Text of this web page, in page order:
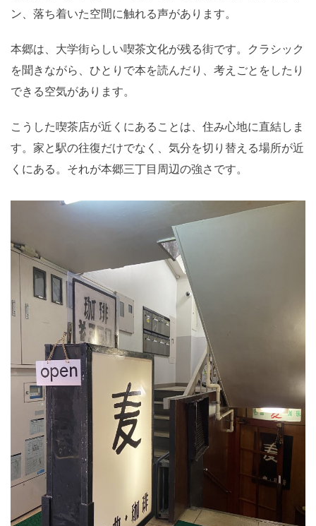
ン、落ち着いた空間に触れる声があります。
本郷は、大学街らしい喫茶文化が残る街です。クラシック
を聞きながら、ひとりで本を読んだり、考えごとをしたり
できる空気があります。
こうした喫茶店が近くにあることは、住み心地に直結しま
す。家と駅の往復だけでなく、気分を切り替える場所が近
くにある。それが本郷三丁目周辺の強さです。